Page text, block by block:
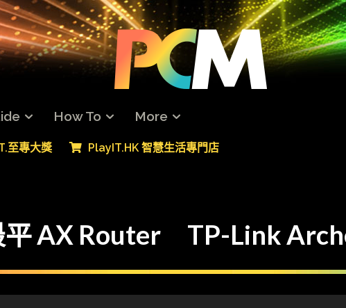
How To More
至專大獎 PlayIT.HK 智慧生活專門店
平 AX Router TP-Link